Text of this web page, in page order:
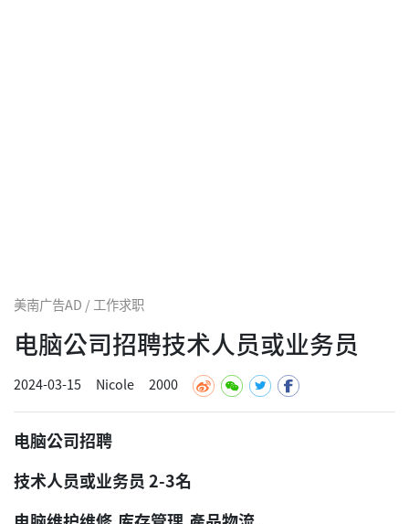
美南广告AD / 工作求职
电脑公司招聘技术人员或业务员
2024-03-15 Nicole 2000
电脑公司招聘
技术人员或业务员 2-3名